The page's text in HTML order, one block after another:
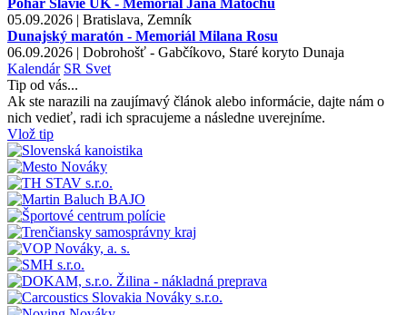
05.09.2026 | Bratislava, Zemník
Dunajský maratón - Memoriál Milana Rosu
06.09.2026 | Dobrohošť - Gabčíkovo, Staré koryto Dunaja
Kalendár SR Svet
Tip od vás...
Ak ste narazili na zaujímavý článok alebo informácie, dajte nám o
nich vedieť, radi ich spracujeme a následne uverejníme.
Vlož tip